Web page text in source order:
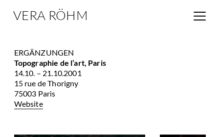
VERA RÖHM
ERGÄNZUNGEN
Topographie de l’art, Paris
14.10. – 21.10.2001
15 rue de Thorigny
75003 Paris
Website